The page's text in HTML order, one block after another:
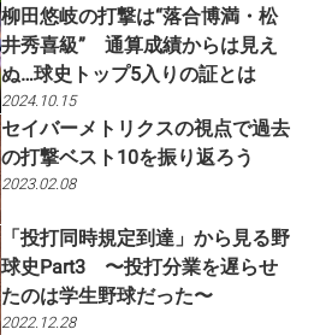
柳田悠岐の打撃は“落合博満・松
井秀喜級” 通算成績からは見え
ぬ…球史トップ5入りの証とは
2024.10.15
セイバーメトリクスの視点で過去
の打撃ベスト10を振り返ろう
2023.02.08
「投打同時規定到達」から見る野
球史Part3 〜投打分業を遅らせ
たのは学生野球だった〜
2022.12.28